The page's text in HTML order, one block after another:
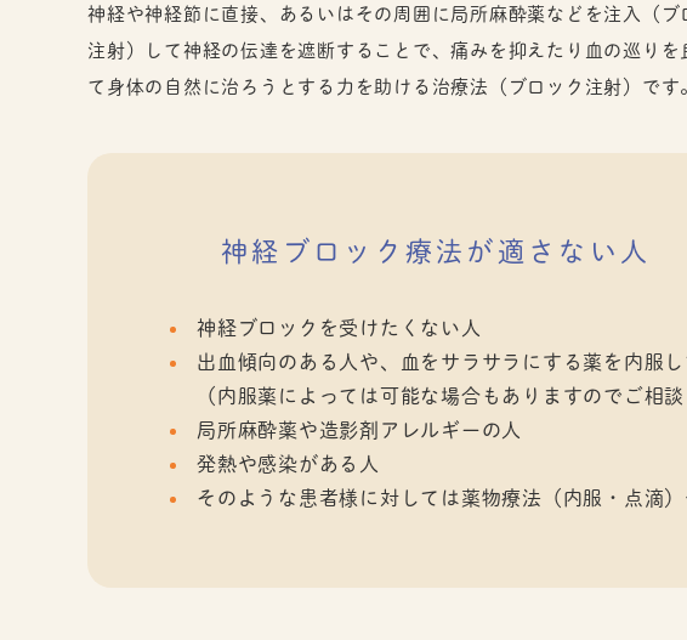
神経や神経節に直接、あるいはその周囲に局所麻酔薬などを注入（ブ
注射）して神経の伝達を遮断することで、痛みを抑えたり血の巡りを
て身体の自然に治ろうとする力を助ける治療法（ブロック注射）です。
神経ブロック療法が適さない人
神経ブロックを受けたくない人
出血傾向のある人や、血をサラサラにする薬を内服
（内服薬によっては可能な場合もありますのでご相談
局所麻酔薬や造影剤アレルギーの人
発熱や感染がある人
そのような患者様に対しては薬物療法（内服・点滴